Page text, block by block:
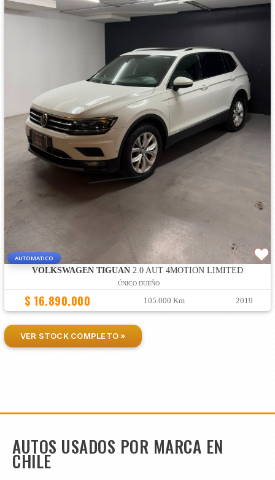
AUTOMATICO
VOLKSWAGEN TIGUAN2.0 AUT 4MOTION LIMITED
ÚNICO DUEÑO
$ 16.890.000 105.000 Km 2019
VER STOCK COMPLETO »
AUTOS USADOS POR MARCA EN
CHILE